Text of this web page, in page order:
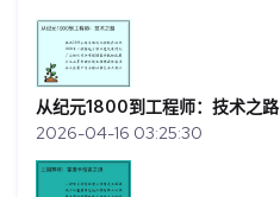
从纪元1800到工程师：技术之路
2026-04-16 03:25:30